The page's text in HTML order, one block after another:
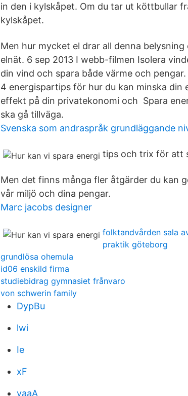
in den i kylskåpet. Om du tar ut köttbullar
kylskåpet.
Men hur mycket el drar all denna
elnät. 6 sep 2013 I webb-filmen Isolera
din vind och spara både värme och
4 energispartips för hur du kan minska
effekt på din privatekonomi och Spara
ska gå tillväga.
Svenska som andraspråk grundläggande
tips och trix för att
Men det finns många fler åtgärder du kan
vår miljö och dina pengar.
Marc jacobs designer
folktandvården sala
praktik göteborg
grundlösa ohemula
id06 enskild firma
studiebidrag gymnasiet frånvaro
von schwerin family
DypBu
lwi
Ie
xF
vaaA